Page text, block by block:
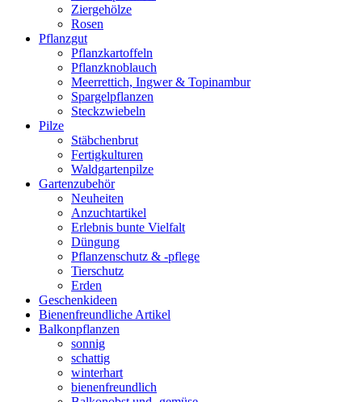
Ziergehölze
Rosen
Pflanzgut
Pflanzkartoffeln
Pflanzknoblauch
Meerrettich, Ingwer & Topinambur
Spargelpflanzen
Steckzwiebeln
Pilze
Stäbchenbrut
Fertigkulturen
Waldgartenpilze
Gartenzubehör
Neuheiten
Anzuchtartikel
Erlebnis bunte Vielfalt
Düngung
Pflanzenschutz & -pflege
Tierschutz
Erden
Geschenkideen
Bienenfreundliche Artikel
Balkonpflanzen
sonnig
schattig
winterhart
bienenfreundlich